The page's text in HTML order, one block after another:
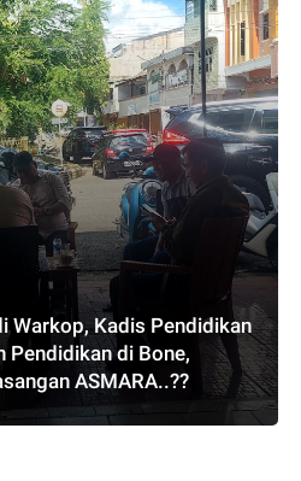
Warkop, Kadis Pendidikan
Pendidikan di Bone,
ASMARA..??